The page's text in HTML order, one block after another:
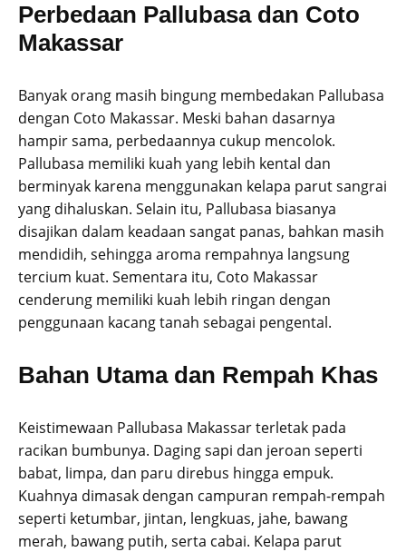
Perbedaan Pallubasa dan Coto
Makassar
Banyak orang masih bingung membedakan Pallubasa
dengan Coto Makassar. Meski bahan dasarnya
hampir sama, perbedaannya cukup mencolok.
Pallubasa memiliki kuah yang lebih kental dan
berminyak karena menggunakan kelapa parut sangrai
yang dihaluskan. Selain itu, Pallubasa biasanya
disajikan dalam keadaan sangat panas, bahkan masih
mendidih, sehingga aroma rempahnya langsung
tercium kuat. Sementara itu, Coto Makassar
cenderung memiliki kuah lebih ringan dengan
penggunaan kacang tanah sebagai pengental.
Bahan Utama dan Rempah Khas
Keistimewaan Pallubasa Makassar terletak pada
racikan bumbunya. Daging sapi dan jeroan seperti
babat, limpa, dan paru direbus hingga empuk.
Kuahnya dimasak dengan campuran rempah-rempah
seperti ketumbar, jintan, lengkuas, jahe, bawang
merah, bawang putih, serta cabai. Kelapa parut